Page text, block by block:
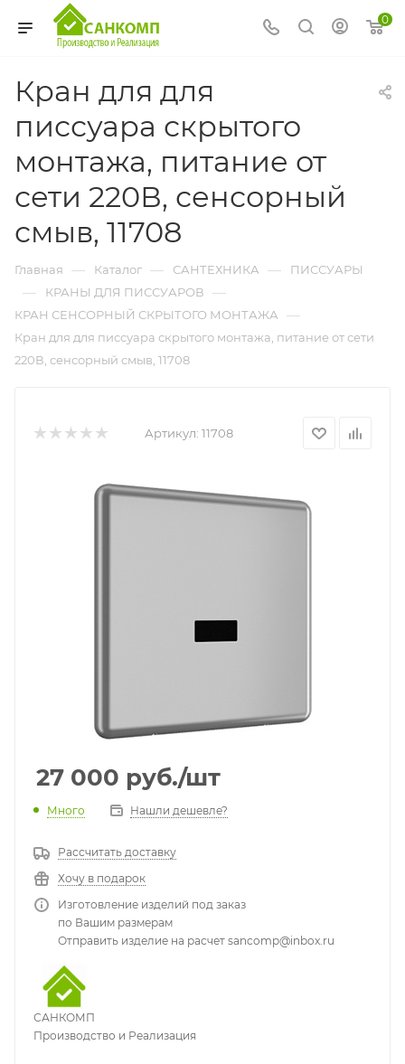
0
Кран для для
писсуара скрытого
монтажа, питание от
сети 220В, сенсорный
смыв, 11708
Главная — Каталог — САНТЕХНИКА — ПИССУАРЫ
— КРАНЫ ДЛЯ ПИССУАРОВ —
КРАН СЕНСОРНЫЙ СКРЫТОГО МОНТАЖА —
Кран для для писсуара скрытого монтажа, питание от сети
220В, сенсорный смыв, 11708
Артикул: 11708
27 000 руб./шт
Много Нашли дешевле?
Рассчитать доставку
Хочу в подарок
Изготовление изделий под заказ
по Вашим размерам
Отправить изделие на расчет sancomp@inbox.ru
САНКОМП
Производство и Реализация